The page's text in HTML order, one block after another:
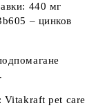
440 мг
– цинков
: Vitakraft pet care